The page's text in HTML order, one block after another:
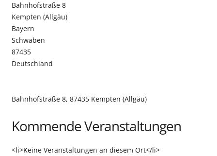
Bahnhofstraße 8
Kempten (Allgäu)
Bayern
Schwaben
87435
Deutschland
Bahnhofstraße 8, 87435 Kempten (Allgäu)
Kommende Veranstaltungen
<li>Keine Veranstaltungen an diesem Ort</li>